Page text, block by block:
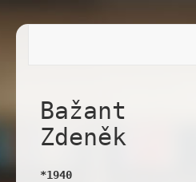
Bažant
Zdeněk
*1940